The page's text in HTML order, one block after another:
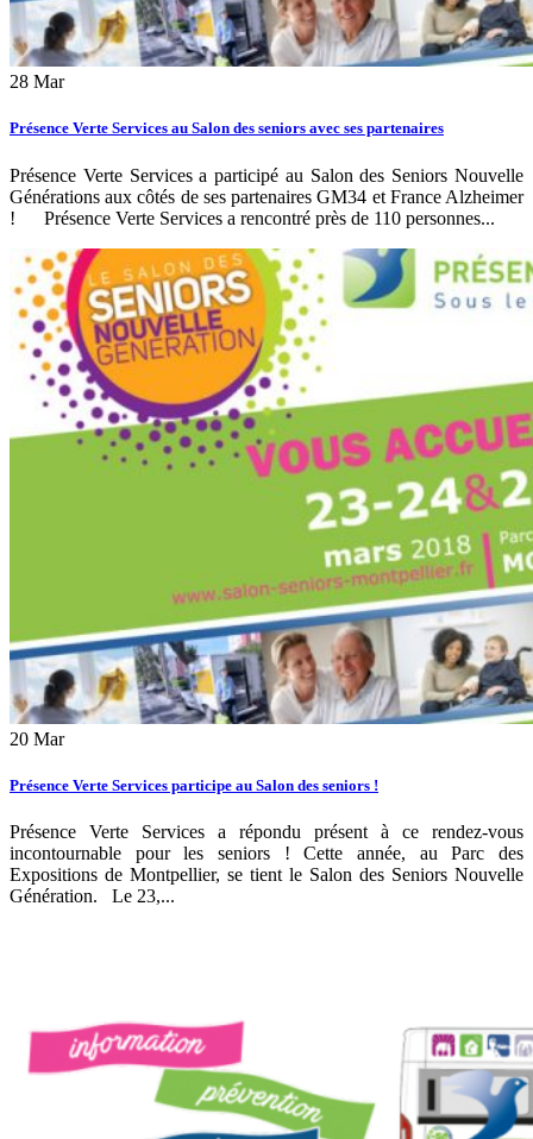
28 Mar
Présence Verte Services au Salon des seniors avec ses partenaires
Présence Verte Services a participé au Salon des Seniors Nouvelle
Générations aux côtés de ses partenaires GM34 et France Alzheimer
! Présence Verte Services a rencontré près de 110 personnes...
20 Mar
Présence Verte Services participe au Salon des seniors !
Présence Verte Services a répondu présent à ce rendez-vous
incontournable pour les seniors ! Cette année, au Parc des
Expositions de Montpellier, se tient le Salon des Seniors Nouvelle
Génération. Le 23,...